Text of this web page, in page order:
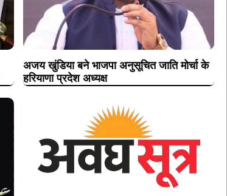
अजय खुंडिया बने भाजपा अनुसूचित जाति मोर्चा के
हरियाणा प्रदेश अध्यक्ष